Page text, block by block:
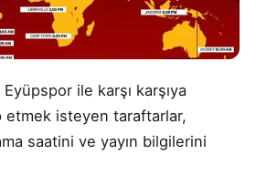
ile karşı karşıya
etmek isteyen taraftarlar,
saatini ve yayın bilgilerini